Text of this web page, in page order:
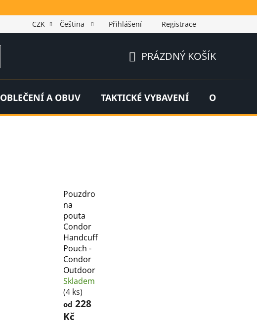
CZK Čeština Přihlášení Registrace
KOŠÍK
PRÁZDNÝ KOŠÍK
OBLEČENÍ A OBUV TAKTICKÉ VYBAVENÍ OUTDOOR
Pouzdro
na
pouta
Condor
Handcuff
Pouch -
Condor
Outdoor
Skladem
(4 ks)
od 228
Kč